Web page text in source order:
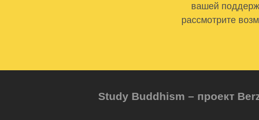
вашей
рассмотрите
Study Buddhism – проект